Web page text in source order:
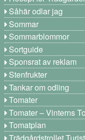
Såhär odlar jag
Sommar
Sommarblommor
Sortguide
Sponsrat av reklam
Stenfrukter
Tankar om odling
Tomater
Tomater – Vinterns
Tomatplan